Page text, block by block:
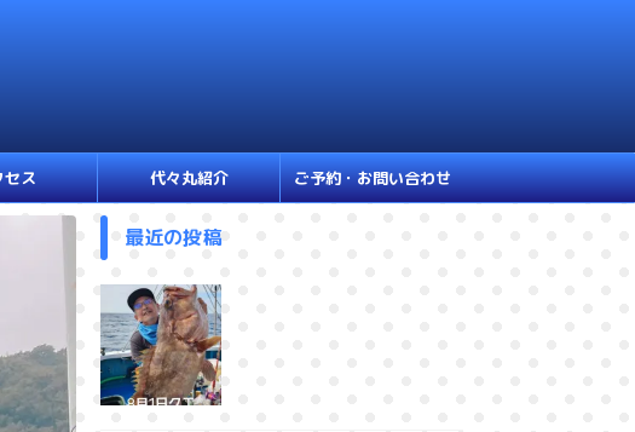
セス 代々丸紹介 ご予約・お問い合わせ
最近の投稿